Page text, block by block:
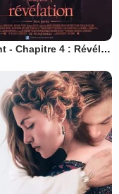
Twilight - Chapitre 4 : Révélation 1ère partie